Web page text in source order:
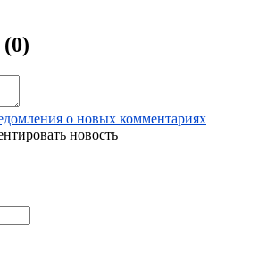
(0)
о новых комментариях
новость